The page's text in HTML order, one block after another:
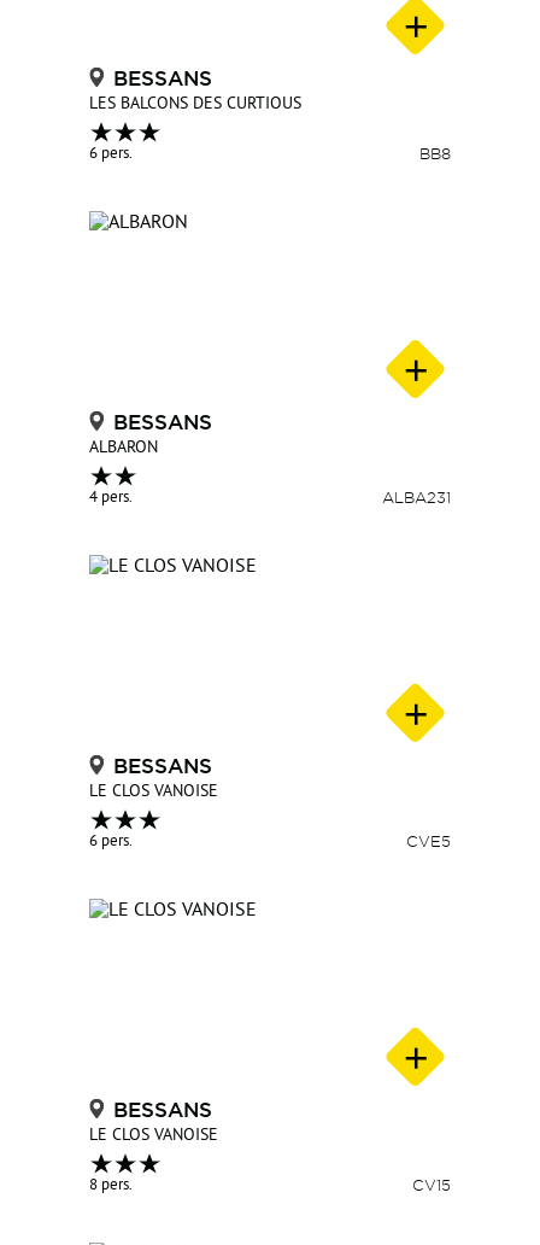
BESSANS
LES BALCONS DES CURTIOUS
6 pers. BB8
BESSANS
ALBARON
4 pers. ALBA231
BESSANS
LE CLOS VANOISE
6 pers. CVE5
BESSANS
LE CLOS VANOISE
8 pers. CV15